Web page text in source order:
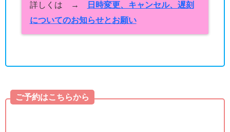
詳しくは →
日時変更、キャンセル、遅刻
についてのお知らせとお願い
ご予約はこちらから